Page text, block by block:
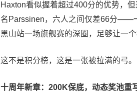
Haxton看似握着超过400分的优势，
名Parssinen，六人之间仅差66分——
黑山站一场旗舰赛的深圈，足够让一
这不是积分榜，这是一张被拉满的弓。
十周年新章：200K保底，动态奖池重